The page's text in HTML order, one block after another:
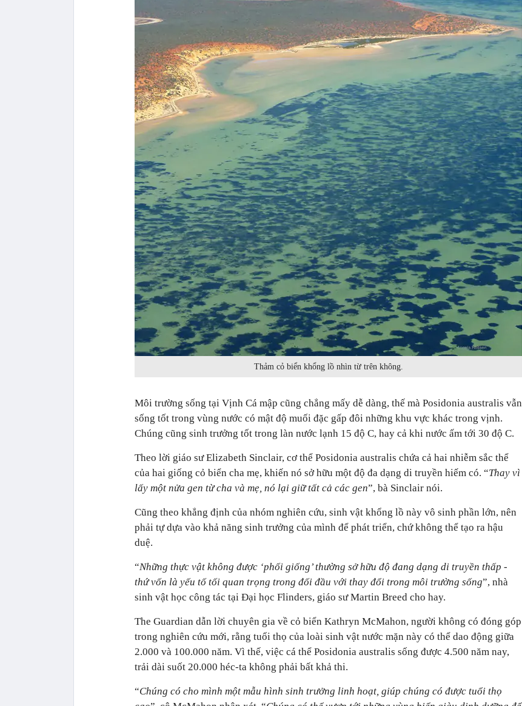
Thảm cỏ biển khổng lồ nhìn từ trên không.
Môi trường sống tại Vịnh Cá mập cũng chẳng mấy dễ dàng, thế mà Posidonia australis vẫn
sống tốt trong vùng nước có mật độ muối đặc gấp đôi những khu vực khác trong vịnh.
Chúng cũng sinh trưởng tốt trong làn nước lạnh 15 độ C, hay cả khi nước ấm tới 30 độ C.
Theo lời giáo sư Elizabeth Sinclair, cơ thể Posidonia australis chứa cả hai nhiễm sắc thể
của hai giống cỏ biển cha mẹ, khiến nó sở hữu một độ đa dạng di truyền hiếm có. “Thay vì
lấy một nửa gen từ cha và mẹ, nó lại giữ tất cả các gen”, bà Sinclair nói.
Cũng theo khẳng định của nhóm nghiên cứu, sinh vật khổng lồ này vô sinh phần lớn, nên
phải tự dựa vào khả năng sinh trưởng của mình để phát triển, chứ không thể tạo ra hậu
duệ.
“Những thực vật không được ‘phối giống’ thường sở hữu độ đang dạng di truyền thấp -
thứ vốn là yếu tố tối quan trọng trong đối đầu với thay đổi trong môi trường sống”, nhà
sinh vật học công tác tại Đại học Flinders, giáo sư Martin Breed cho hay.
The Guardian dẫn lời chuyên gia về cỏ biển Kathryn McMahon, người không có đóng góp
trong nghiên cứu mới, rằng tuổi thọ của loài sinh vật nước mặn này có thể dao động giữa
2.000 và 100.000 năm. Vì thế, việc cá thể Posidonia australis sống được 4.500 năm nay,
trải dài suốt 20.000 héc-ta không phải bất khả thi.
“Chúng có cho mình một mẫu hình sinh trưởng linh hoạt, giúp chúng có được tuổi thọ